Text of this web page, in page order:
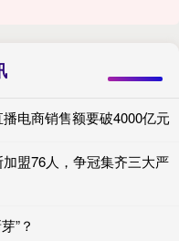
电商销售额要破4000亿元
盟76人，争冠集齐三大严
”？